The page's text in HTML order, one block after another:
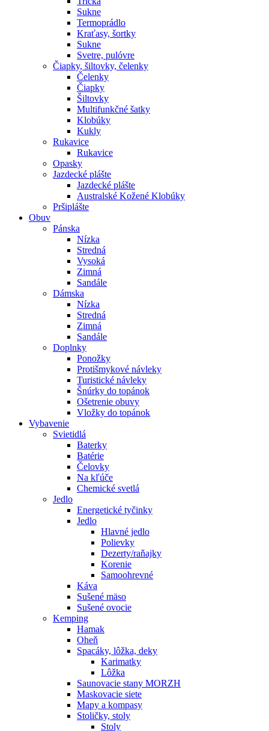
Sukne
Termoprádlo
Kraťasy, šortky
Sukne
Svetre, pulóvre
Čiapky, šiltovky, čelenky
Čelenky
Čiapky
Šiltovky
Multifunkčné šatky
Klobúky
Kukly
Rukavice
Rukavice
Opasky
Jazdecké plášte
Jazdecké plášte
Australské Kožené Klobúky
Pršiplášte
Obuv
Pánska
Nízka
Stredná
Vysoká
Zimná
Sandále
Dámska
Nízka
Stredná
Zimná
Sandále
Doplnky
Ponožky
Protišmykové návleky
Turistické návleky
Šnúrky do topánok
Ošetrenie obuvy
Vložky do topánok
Vybavenie
Svietidlá
Baterky
Batérie
Čelovky
Na kľúče
Chemické svetlá
Jedlo
Energetické tyčinky
Jedlo
Hlavné jedlo
Polievky
Dezerty/raňajky
Korenie
Samoohrevné
Káva
Sušené mäso
Sušené ovocie
Kemping
Hamak
Oheň
Spacáky, lôžka, deky
Karimatky
Lôžka
Saunovacie stany MORZH
Maskovacie siete
Mapy a kompasy
Stoličky, stoly
Stoly